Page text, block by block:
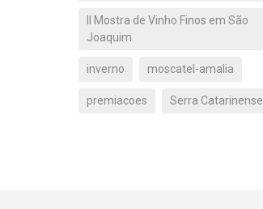
II Mostra de Vinho Finos em São
Joaquim
inverno moscatel-amalia
premiacoes Serra Catarinense